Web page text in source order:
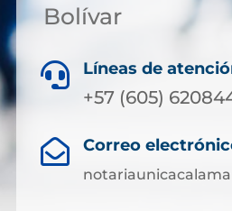
Bolívar
 Líneas de
+57 (605)
 Correo